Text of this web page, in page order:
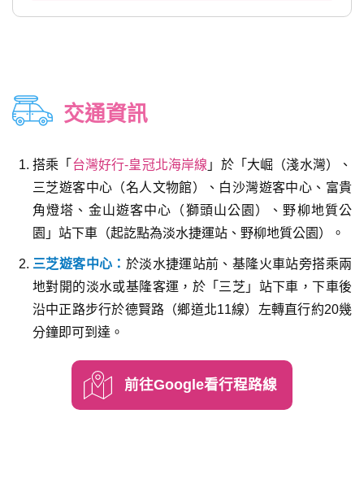
交通資訊
搭乘「 台灣好行-皇冠北海岸線 」於「大崛（淺水灣）、
三芝遊客中心（名人文物館）、白沙灣遊客中心、富貴
角燈塔、金山遊客中心（獅頭山公園）、野柳地質公
園」站下車（起訖點為淡水捷運站、野柳地質公園）。
三芝遊客中心： 於淡水捷運站前、基隆火車站旁搭乘兩
地對開的淡水或基隆客運，於「三芝」站下車，下車後
沿中正路步行於德賢路（鄉道北11線）左轉直行約20幾
分鐘即可到達。
前往Google看行程路線